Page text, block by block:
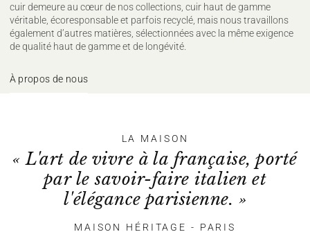
cuir demeure au cœur de nos collections, cuir haut de gamme
véritable, écoresponsable et parfois recyclé, mais nous travaillons
également d’autres matières, sélectionnées avec la même exigence
de qualité haut de gamme et de longévité.
À propos de nous
LA MAISON
« L'art de vivre à la française, porté
par le savoir-faire italien et
l'élégance parisienne. »
MAISON HÉRITAGE - PARIS